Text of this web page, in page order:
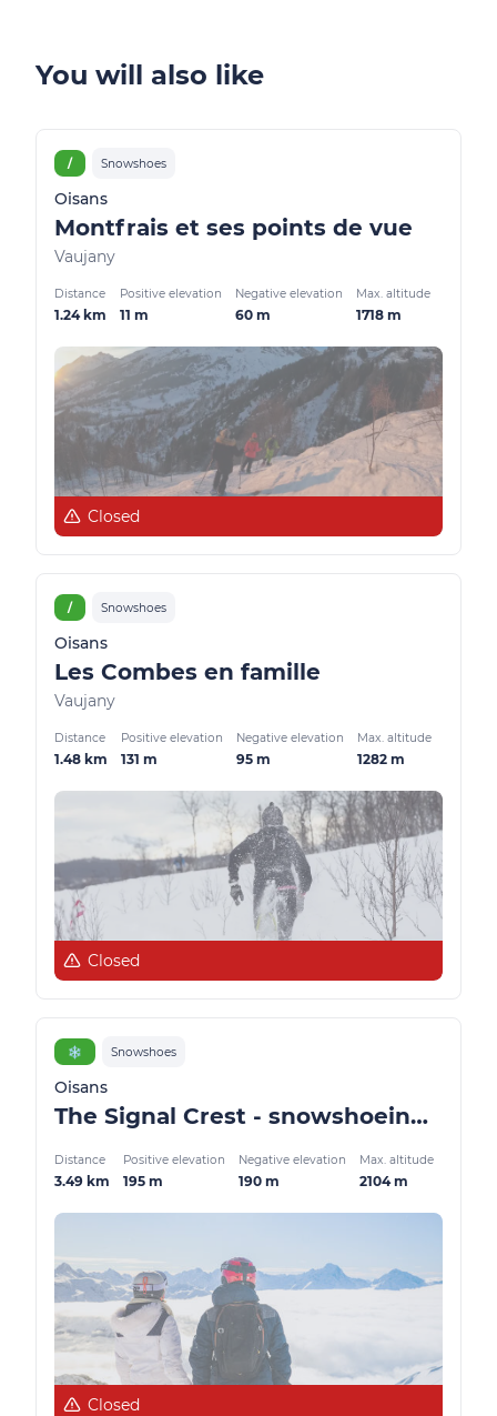
You will also like
/ Snowshoes
Oisans
Montfrais et ses points de vue
Vaujany
Distance
1.24 km
Positive elevation
11 m
Negative elevation
60 m
Max. altitude
1718 m
Closed
/ Snowshoes
Oisans
Les Combes en famille
Vaujany
Distance
1.48 km
Positive elevation
131 m
Negative elevation
95 m
Max. altitude
1282 m
Closed
❄️ Snowshoes
Oisans
The Signal Crest - snowshoeing from Villard-Reculas
Distance
3.49 km
Positive elevation
195 m
Negative elevation
190 m
Max. altitude
2104 m
Closed